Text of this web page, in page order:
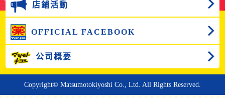
店鋪活動
OFFICIAL FACEBOOK
公司概要
Copyright© Matsumotokiyoshi Co., Ltd. All Rights Reserved.